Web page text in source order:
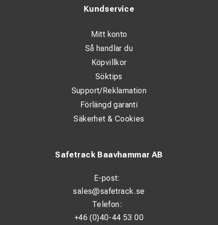
Safetrack Baavhammar AB
E-post:
sales@safetrack.se
Telefon:
+46 (0)40-44 53 00
Kundservice
Mitt konto
Så handlar du
Köpvillkor
Söktips
Support/Reklamation
Förlängd garanti
Säkerhet & Cookies